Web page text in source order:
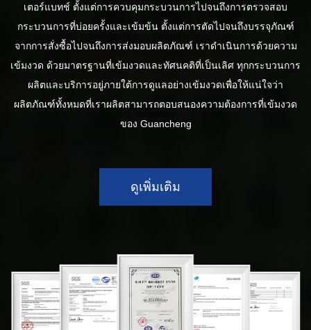
เตอร์แบทช์ ตั้งแต่การควบคุมกระบวนการไปจนถึงการตรวจสอบ
กระบวนการที่บ่อยครั้งและเข้มข้น ตั้งแต่การตัดไปจนถึงบรรจุภัณฑ์
จากการสั่งซื้อไปจนถึงการส่งมอบผลิตภัณฑ์ เราดำเนินการด้วยความ
เข้มงวด ด้วยมาตรฐานที่เข้มงวดและทัศนคติที่เป็นเลิศ ทุกกระบวนการ
ผลิตและบริการอยู่ภายใต้การดูแลอย่างเข้มงวดเพื่อให้แน่ใจว่า
ผลิตภัณฑ์ทั้งหมดที่เราผลิตสามารถตอบสนองความต้องการที่เข้มงวด
ของ Guancheng
ดูเพิ่มเติม